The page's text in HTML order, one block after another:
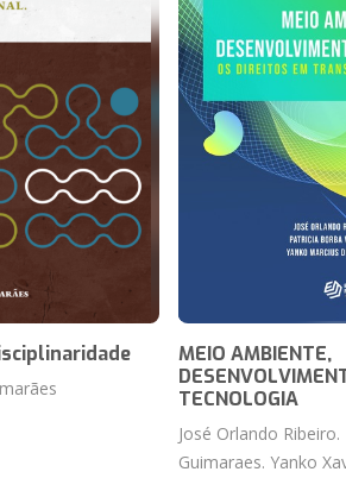
MEIO‌ ‌AMBIENTE,‌
TECNOLOGIA
José Orlando
Guimaraes. Yanko